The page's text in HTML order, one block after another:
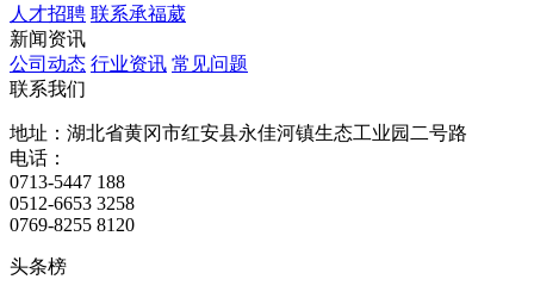
人才招聘 联系承福葳
新闻资讯
公司动态 行业资讯 常见问题
联系我们
地址：湖北省黄冈市红安县永佳河镇生态工业园二号路
电话：
0713-5447 188
0512-6653 3258
0769-8255 8120
头条榜